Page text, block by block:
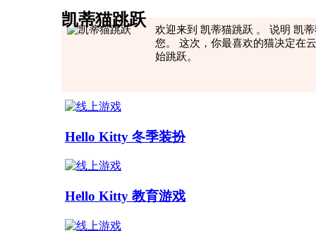
凯蒂猫跳跃
欢迎来到 凯蒂猫跳跃 。 说明 凯
您。 这次，你最喜欢的猫决定在
始跳跃。
Hello Kitty 冬季装扮
Hello Kitty 教育游戏